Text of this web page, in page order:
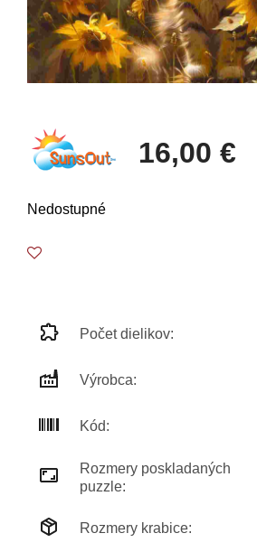
16,00 €
Nedostupné
Počet dielikov:
Výrobca:
Kód:
Rozmery poskladaných
puzzle:
Rozmery krabice: